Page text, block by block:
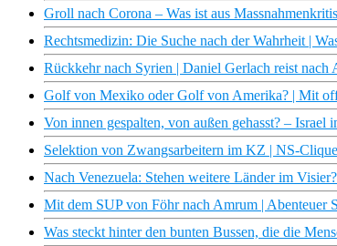
Groll nach Corona – Was ist aus
Rechtsmedizin: Die Suche nach der Wahrheit |
Rückkehr nach Syrien | Daniel Gerlach reist nach
Golf von Mexiko oder Golf von Amerika? | Mit
Von innen gespalten, von außen gehasst? – Israel
Selektion von Zwangsarbeitern im KZ | NS-
Nach Venezuela: Stehen weitere Länder im
Mit dem SUP von Föhr nach Amrum | Abenteuer
Was steckt hinter den bunten Bussen, die die